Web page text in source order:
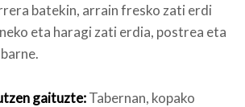
batekin, arrain fresko zati erdi
eta haragi zati erdia, postrea eta
gaituzte:Tabernan, kopako